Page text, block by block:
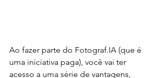
Ao fazer parte do Fotograf.IA (que é
uma iniciativa paga), você vai ter
acesso a uma série de vantagens,